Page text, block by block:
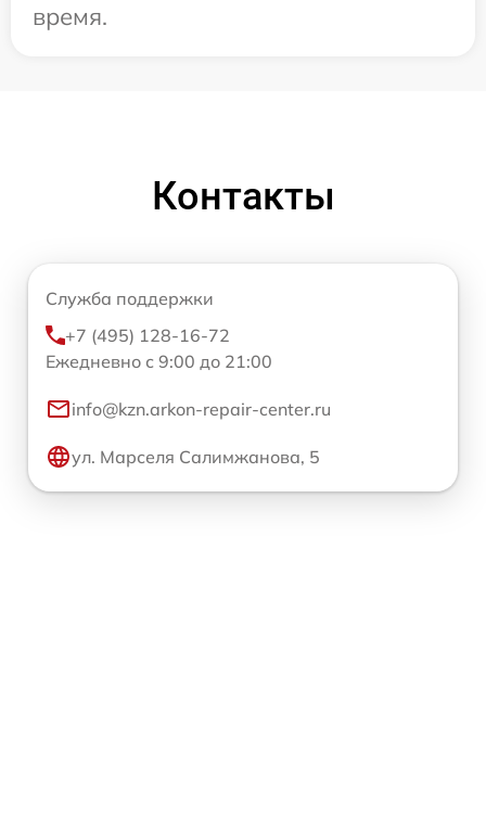
время.
Контакты
Служба поддержки
+7 (495) 128-16-72
Ежедневно с 9:00 до 21:00
info@kzn.arkon-repair-center.ru
ул. Марселя Салимжанова, 5